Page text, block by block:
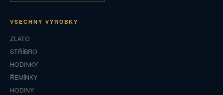
VŠECHNY VÝROBKY
ZLATO
STŘÍBRO
HODINKY
ŘEMÍNKY
HODINY